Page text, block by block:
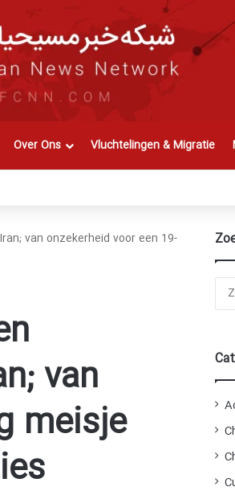
Over Ons Vluchtelingen & Migratie
van onzekerheid voor een 19-
van
meisje